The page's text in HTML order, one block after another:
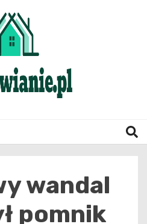
wandal
pomnik